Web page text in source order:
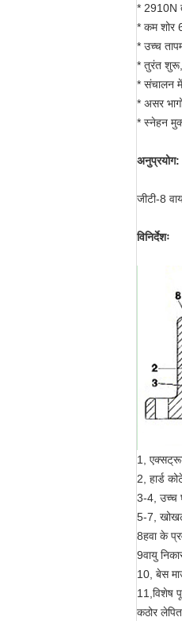
* 2910N
* कम शोर
* उच्च
* तुरंत शुरू,
* संचालन
* असर
* स्नेहन
अनुप्रयोग:
जीटी-8
विनिर्देशः
1,
2, हार्ड
3-4, उच्च
5-7,
8हवा के
9वायु
10, बेस
11,विशेष
कठोर